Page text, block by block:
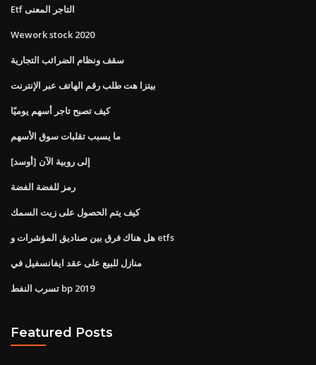
Etf التاجر المعنى
Wework stock 2020
سقف ونظام الضرائب التجارية
بيتزا هت طلب رقم الهاتف عبر الإنترنت
كيف تصبح تاجر أسهم يوميًا
ما يسبب تقلبات سوق الأسهم
[أوسد] إلى روبية الآن
رمز للفضة الفضة
كيف يتم الحصول على زيت السمك
هل هناك فرق بين صناديق المؤشرات و etfs
منازل للبيع على عقد ايفانسفيل في
تسرب النفط bp 2019
Featured Posts